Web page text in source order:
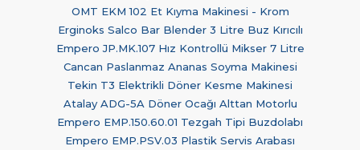
OMT EKM 102 Et Kıyma Makinesi - Krom
Erginoks Salco Bar Blender 3 Litre Buz Kırıcılı
Empero JP.MK.107 Hız Kontrollü Mikser 7 Litre
Cancan Paslanmaz Ananas Soyma Makinesi
Tekin T3 Elektrikli Döner Kesme Makinesi
Atalay ADG-5A Döner Ocağı Alttan Motorlu
Empero EMP.150.60.01 Tezgah Tipi Buzdolabı
Empero EMP.PSV.03 Plastik Servis Arabası